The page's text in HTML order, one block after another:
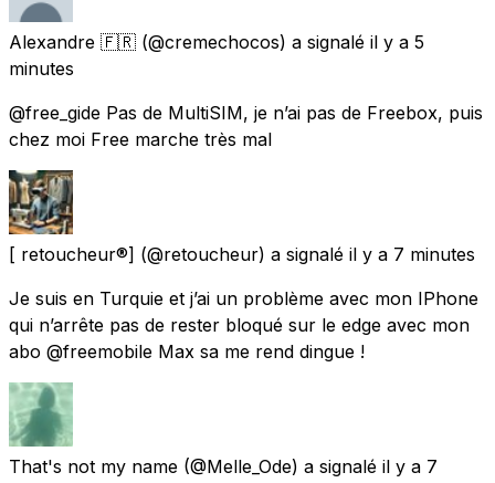
Alexandre 🇫🇷 (@cremechocos) a signalé il y a 5
minutes
@free_gide Pas de MultiSIM, je n’ai pas de Freebox, puis
chez moi Free marche très mal
[ retoucheur®️] (@retoucheur) a signalé il y a 7 minutes
Je suis en Turquie et j’ai un problème avec mon IPhone
qui n’arrête pas de rester bloqué sur le edge avec mon
abo @freemobile Max sa me rend dingue !
That's not my name (@Melle_Ode) a signalé il y a 7